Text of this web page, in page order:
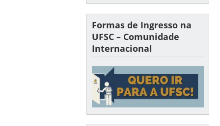
Formas de Ingresso na
UFSC – Comunidade
Internacional